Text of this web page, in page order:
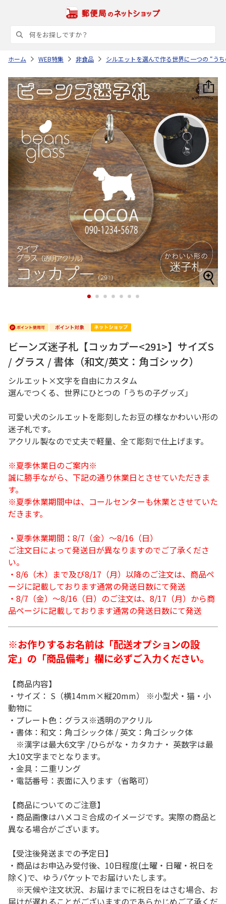
ホーム WEB特集 非食品 シルエットを選んで作る世界に一つの “う
1 2 3 4 5 6 7
ビーンズ迷子札【コッカプー<291>】サイズS
/ グラス / 書体（和文/英文：角ゴシック）
シルエット×文字を自由にカスタム
選んでつくる、世界にひとつの「うちの子グッズ」
可愛い犬のシルエットを彫刻したお豆の様なかわいい形の
迷子札です。
アクリル製なので丈夫で軽量、全て彫刻で仕上げます。
※夏季休業日のご案内※
誠に勝手ながら、下記の通り休業日とさせていただきま
す。
※夏季休業期間中は、コールセンターも休業とさせていた
だきます。
・夏季休業期間：8/7（金）～8/16（日）
ご注文日によって発送日が異なりますのでご了承くださ
い。
・8/6（木）まで及び8/17（月）以降のご注文は、商品ペ
ージに記載しております通常の発送日数にて発送
・8/7（金）～8/16（日）のご注文は、8/17（月）から商
品ページに記載しております通常の発送日数にて発送
※お作りするお名前は「配送オプションの設
定」の「商品備考」欄に必ずご入力ください。
【商品内容】
・サイズ： S（横14mm×縦20mm） ※小型犬・猫・小
動物に
・プレート色：グラス※透明のアクリル
・書体：和文：角ゴシック体 / 英文：角ゴシック体
※漢字は最大6文字 /ひらがな・カタカナ・ 英数字は最
大10文字までとなります。
・金具：二重リング
・電話番号：表面に入ります（省略可）
【商品についてのご注意】
・商品画像はハメコミ合成のイメージです。実際の商品と
異なる場合がございます。
【受注後発送までの予定日】
・商品はお申込み受付後、10日程度(土曜・日曜・祝日を
除く)で、ゆうパケットでお届けいたします。
※天候や注文状況、お届けまでに祝日をはさむ場合、お
届けが遅れることがございますのであらかじめご了承くだ